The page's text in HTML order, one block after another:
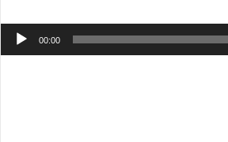
Аудиоплеер
00:00